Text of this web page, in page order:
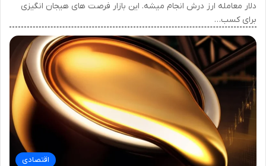
دلار معامله ارز درش انجام میشه. این بازار فرصت های هیجان انگیزی
برای کسب…
اقتصادی